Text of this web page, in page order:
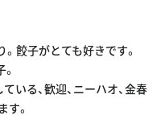
餃子がとても好きです。
いる、歓迎、ニーハオ、金春
。